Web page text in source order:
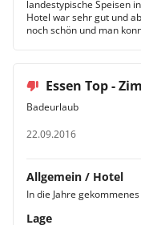
landestypische Speisen
Hotel war sehr gut und
noch schön und man
Essen Top -
Badeurlaub
22.09.2016
Allgemein / Hotel
In die Jahre
Lage